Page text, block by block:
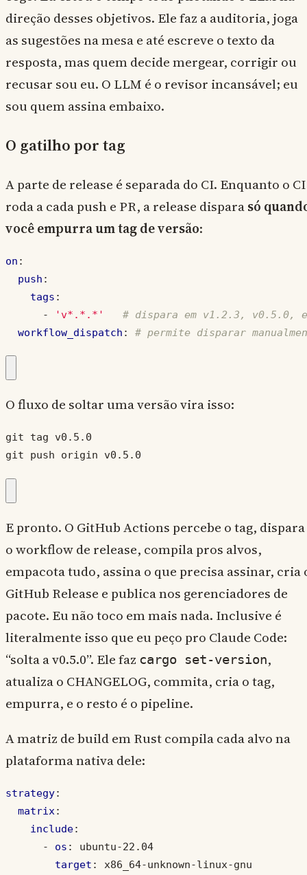
direção desses objetivos. Ele faz a auditoria, joga
as sugestões na mesa e até escreve o texto da
resposta, mas quem decide mergear, corrigir ou
recusar sou eu. O LLM é o revisor incansável; eu
sou quem assina embaixo.
O gatilho por tag
A parte de release é separada do CI. Enquanto o CI
roda a cada push e PR, a release disparasó
você empurra um tag de versão:
on :
push :
tags :
-
'v*.*.*'
# dispara em v1.2.3, v0.5.0,
workflow_dispatch : # permite disparar
O fluxo de soltar uma versão vira isso:
git push origin v0.5.0
E pronto. O GitHub Actions percebe o tag, dispara
o workflow de release, compila pros alvos,
empacota tudo, assina o que precisa assinar, cria
GitHub Release e publica nos gerenciadores de
pacote. Eu não toco em mais nada. Inclusive é
literalmente isso que eu peço pro Claude Code:
“solta a v0.5.0”. Ele faz cargo set-version,
atualiza o CHANGELOG, commita, cria o tag,
empurra, e o resto é o pipeline.
A matriz de build em Rust compila cada alvo na
plataforma nativa dele:
strategy:
matrix:
include:
- os :
ubuntu-22.04
target :
x86_64-unknown-linux-gnu